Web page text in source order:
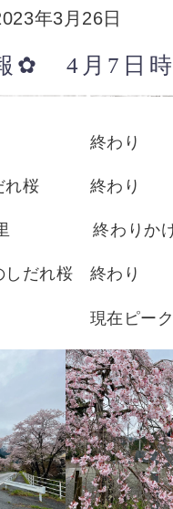
年3月26日
✿ 4月7日
木 終わり
だれ桜 終わり
里 終わりか
しだれ桜 終わり
現在ピーク